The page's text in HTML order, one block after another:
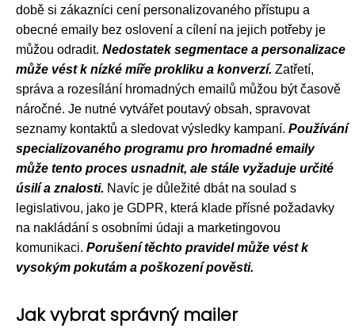
době si zákazníci cení personalizovaného přístupu a
obecné emaily bez oslovení a cílení na jejich potřeby je
můžou odradit. Nedostatek segmentace a personalizace
může vést k nízké míře prokliku a konverzí. Zatřetí,
správa a rozesílání hromadných emailů můžou být časově
náročné. Je nutné vytvářet poutavý obsah, spravovat
seznamy kontaktů a sledovat výsledky kampaní. Používání
specializovaného programu pro hromadné emaily
může tento proces usnadnit, ale stále vyžaduje určité
úsilí a znalosti. Navíc je důležité dbát na soulad s
legislativou, jako je GDPR, která klade přísné požadavky
na nakládání s osobními údaji a marketingovou
komunikaci. Porušení těchto pravidel může vést k
vysokým pokutám a poškození pověsti.
Jak vybrat správný mailer